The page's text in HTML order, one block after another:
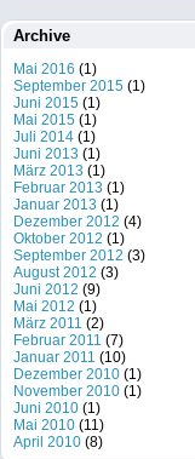
Archive
Mai 2016 (1)
September 2015 (1)
Juni 2015 (1)
Mai 2015 (1)
Juli 2014 (1)
Juni 2013 (1)
März 2013 (1)
Februar 2013 (1)
Januar 2013 (1)
Dezember 2012 (4)
Oktober 2012 (1)
September 2012 (3)
August 2012 (3)
Juni 2012 (9)
Mai 2012 (1)
März 2011 (2)
Februar 2011 (7)
Januar 2011 (10)
Dezember 2010 (1)
November 2010 (1)
Juni 2010 (1)
Mai 2010 (11)
April 2010 (8)